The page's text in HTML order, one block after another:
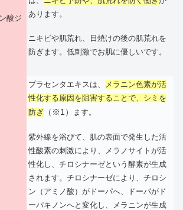
酸ジ
あります。
ニキビや肌荒れ、日焼けの後の肌荒れを
防ぎます。低刺激でお肌に優しいです。
プラセンタエキスは、
メラニン色素が活
性化する原因を阻害することで、シミを
防ぎ （※1） ます。
紫外線を浴びて、肌の表面で発生した活
性酸素の刺激により、メラノサイトが活
性化し、チロシナーゼという酵素が生成
されます。チロシナーゼにより、チロシ
ン（アミノ酸）がドーパへ、ドーパがド
ーパキノンへと変化し、メラニンが生成